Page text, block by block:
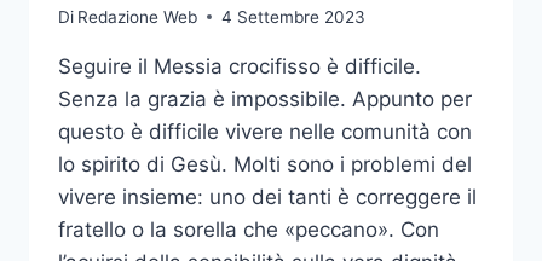
Di Redazione Web 4 Settembre 2023
Seguire il Messia crocifisso è difficile.
Senza la grazia è impossibile. Appunto per
questo è difficile vivere nelle comunità con
lo spirito di Gesù. Molti sono i problemi del
vivere insieme: uno dei tanti è correggere il
fratello o la sorella che «peccano». Con